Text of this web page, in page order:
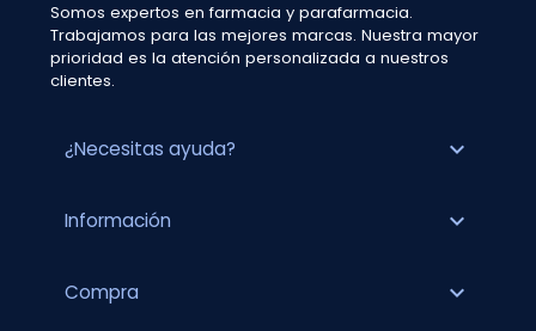
Somos expertos en farmacia y parafarmacia.
Trabajamos para las mejores marcas. Nuestra mayor
prioridad es la atención personalizada a nuestros
clientes.
¿Necesitas ayuda? expand_more
Información expand_more
Compra expand_more